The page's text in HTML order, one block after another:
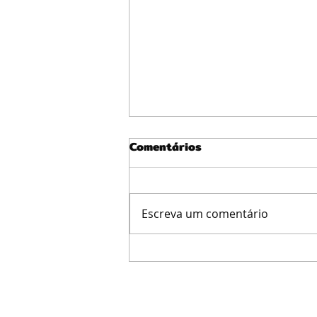
Como fazer uma pomada
Comentários
Escreva um comentário